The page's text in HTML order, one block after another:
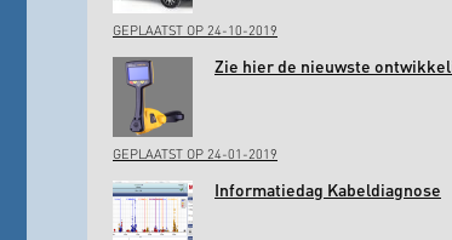
GEPLAATST OP 24-10-2019
Zie hier de nieuwste
GEPLAATST OP 24-01-2019
Informatiedag Kabeldiagnose